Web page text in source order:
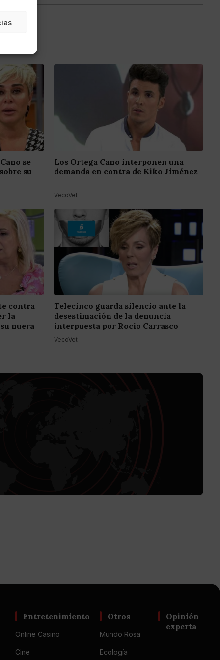
se
su
Los Ortega Cano interponen una
demanda en contra de Kiko Jiménez
VecoVet
contra
la
nuera
Telecinco guarda silencio ante la
desestimación de la denuncia
interpuesta por Rocío Carrasco
VecoVet
Entretenimiento
Online Casino
Cine
Otros
Mundo Rosa
Ecología
Opinión
experta